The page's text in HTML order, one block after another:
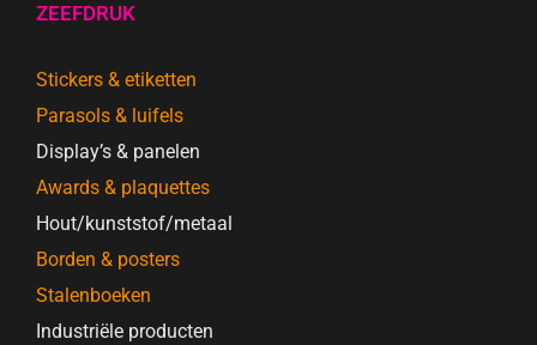
ZEEFDRUK
Stickers & etiketten
Parasols & luifels
Display’s & panelen
Awards & plaquettes
Hout/kunststof/metaal
Borden & posters
Stalenboeken
Industriële producten